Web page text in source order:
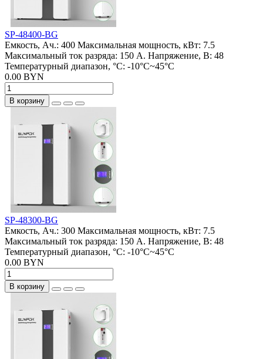
SP-48400-BG
Емкость, Ач.: 400 Максимальная мощность, кВт: 7.5
Максимальный ток разряда: 150 А. Напряжение, В: 48
Температурный диапазон, °C: -10°C~45°C
0.00 BYN
В корзину
SP-48300-BG
Емкость, Ач.: 300 Максимальная мощность, кВт: 7.5
Максимальный ток разряда: 150 А. Напряжение, В: 48
Температурный диапазон, °C: -10°C~45°C
0.00 BYN
В корзину